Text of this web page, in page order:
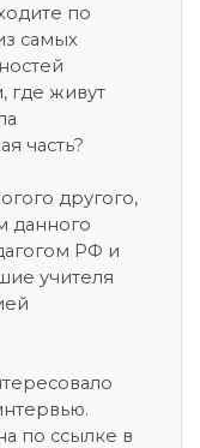
по
самых
где живут
часть?
другого,
данного
РФ и
учителя
по ссылке в